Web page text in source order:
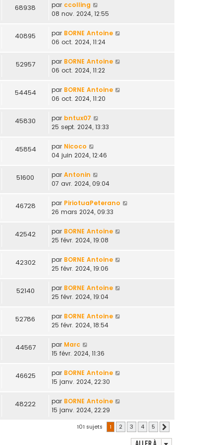
68938 par ccolling
08 nov. 2024, 12:55
40895 par BORNE Antoine
06 oct. 2024, 11:24
52957 par BORNE Antoine
06 oct. 2024, 11:22
54454 par BORNE Antoine
06 oct. 2024, 11:20
45830 par bntux07
25 sept. 2024, 13:33
45854 par Nicoco
04 juin 2024, 12:46
51600 par Antonin
07 avr. 2024, 09:04
46728 par PiriotuaPeterano
26 mars 2024, 09:33
42542 par BORNE Antoine
25 févr. 2024, 19:08
42302 par BORNE Antoine
25 févr. 2024, 19:06
52140 par BORNE Antoine
25 févr. 2024, 19:04
52786 par BORNE Antoine
25 févr. 2024, 18:54
44567 par Marc
15 févr. 2024, 11:36
46625 par BORNE Antoine
15 janv. 2024, 22:30
48222 par BORNE Antoine
15 janv. 2024, 22:29
101 sujets 1 2 3 4 5